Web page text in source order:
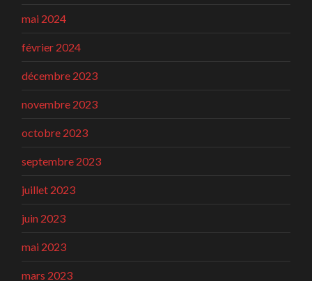
mai 2024
février 2024
décembre 2023
novembre 2023
octobre 2023
septembre 2023
juillet 2023
juin 2023
mai 2023
mars 2023